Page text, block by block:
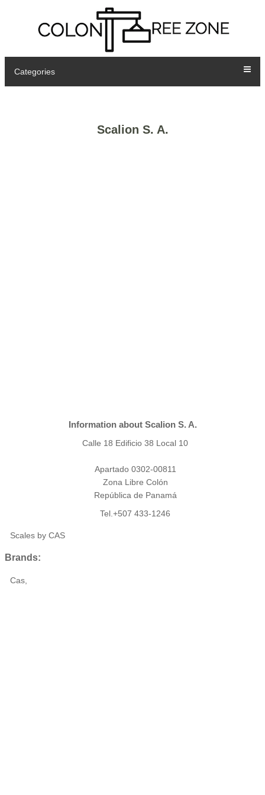
Categories
Scalion S. A.
Information about Scalion S. A.
Calle 18 Edificio 38 Local 10
Apartado 0302-00811
Zona Libre Colón
República de Panamá
Tel.+507 433-1246
Scales by CAS
Brands:
Cas,